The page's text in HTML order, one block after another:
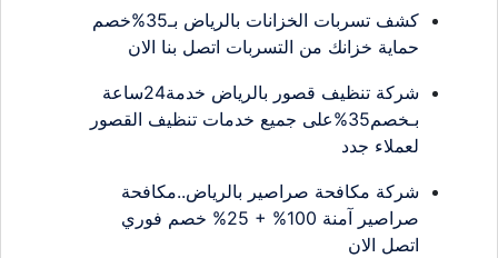
كشف تسربات الخزانات بالرياض بـ35%خصم
حماية خزانك من التسربات اتصل بنا الان
شركة تنظيف قصور بالرياض خدمة24ساعة
بـخصم35%على جميع خدمات تنظيف القصور
لعملاء جدد
شركة مكافحة صراصير بالرياض..مكافحة
صراصير آمنة 100% + 25% خصم فوري
اتصل الان